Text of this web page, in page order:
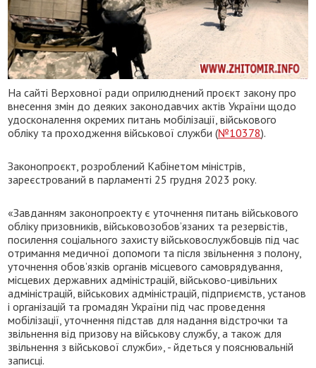
На сайті Верховної ради оприлюднений проєкт закону про
внесення змін до деяких законодавчих актів України щодо
удосконалення окремих питань мобілізації, військового
обліку та проходження військової служби (№10378).
Законопроєкт, розроблений Кабінетом міністрів,
зареєстрований в парламенті 25 грудня 2023 року.
«Завданням законопроекту є уточнення питань військового
обліку призовників, військовозобов’язаних та резервістів,
посилення соціального захисту військовослужбовців під час
отримання медичної допомоги та після звільнення з полону,
уточнення обов’язків органів місцевого самоврядування,
місцевих державних адміністрацій, військово-цивільних
адміністрацій, військових адміністрацій, підприємств, установ
і організацій та громадян України під час проведення
мобілізації, уточнення підстав для надання відстрочки та
звільнення від призову на військову службу, а також для
звільнення з військової служби», - йдеться у пояснювальній
записці.